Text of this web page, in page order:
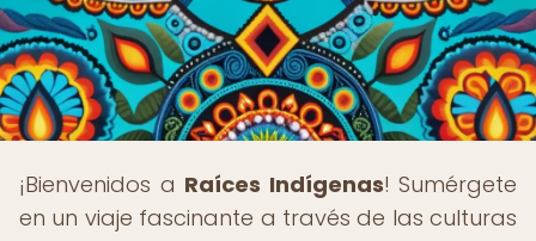
¡Bienvenidos a Raíces Indígenas! Sumérgete
en un viaje fascinante a través de las culturas